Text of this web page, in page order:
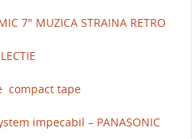
7" MUZICA STRAINA RETRO
compact tape
impecabil – PANASONIC